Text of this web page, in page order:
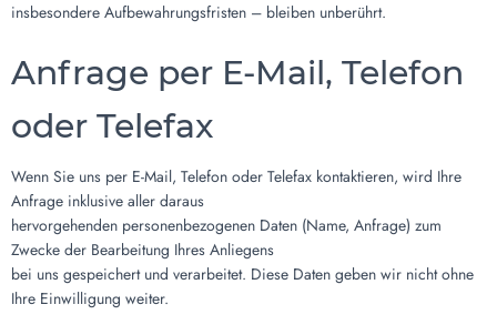
insbesondere Aufbewahrungsfristen – bleiben unberührt.
Anfrage per E-Mail, Telefon
oder Telefax
Wenn Sie uns per E-Mail, Telefon oder Telefax kontaktieren, wird Ihre
Anfrage inklusive aller daraus
hervorgehenden personenbezogenen Daten (Name, Anfrage) zum
Zwecke der Bearbeitung Ihres Anliegens
bei uns gespeichert und verarbeitet. Diese Daten geben wir nicht ohne
Ihre Einwilligung weiter.